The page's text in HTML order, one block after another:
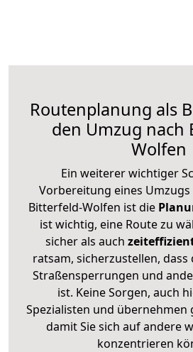
Routenplanung als
den Umzug nach
Wolfen
Ein weiterer wichtiger
Vorbereitung eines Umzugs
Bitterfeld-Wolfen ist die
ist wichtig, eine Route zu
sicher als auch
ratsam, sicherzustellen, dass
Straßensperrungen und
ist. Keine Sorgen, auch
Spezialisten und übernehmen
damit Sie sich auf andere
konzentrieren